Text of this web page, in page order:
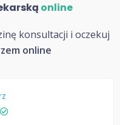
online
konsultacji i oczekuj
online